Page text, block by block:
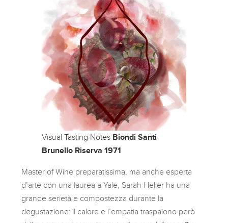
Visual Tasting Notes Biondi Santi
Brunello Riserva 1971
Master of Wine preparatissima, ma anche esperta
d’arte con una laurea a Yale, Sarah Heller ha una
grande serietà e compostezza durante la
degustazione: il calore e l’empatia traspaiono però